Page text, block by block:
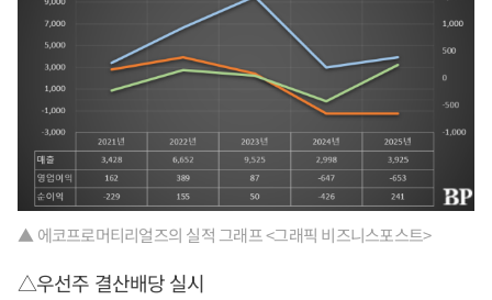
▲ 에코프로머티리얼즈의 실적 그래프 <그래픽 비즈니스포스트>
△우선주 결산배당 실시